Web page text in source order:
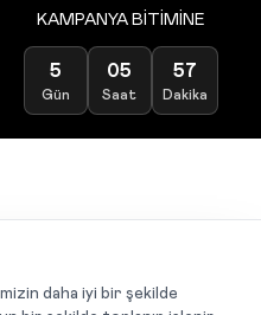
KAMPANYA BİTİMİNE
5
Gün
05
Saat
57
Dakika
daha iyi bir şekilde